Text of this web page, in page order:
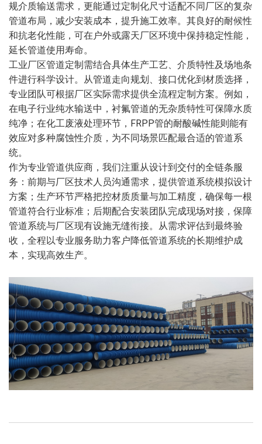
规介质输送需求，更能通过定制化尺寸适配不同厂区的复杂
管道布局，减少安装成本，提升施工效率。其良好的耐候性
和抗老化性能，可在户外或露天厂区环境中保持稳定性能，
延长管道使用寿命。
工业厂区管道定制需结合具体生产工艺、介质特性及场地条
件进行科学设计。从管道走向规划、接口优化到材质选择，
专业团队可根据厂区实际需求提供全流程定制方案。例如，
在电子行业纯水输送中，衬氟管道的无杂质特性可保障水质
纯净；在化工废液处理环节，FRPP管的耐酸碱性能则能有
效应对多种腐蚀性介质，为不同场景匹配最合适的管道系
统。
作为专业管道供应商，我们注重从设计到交付的全链条服
务：前期与厂区技术人员沟通需求，提供管道系统模拟设计
方案；生产环节严格把控材质质量与加工精度，确保每一根
管道符合行业标准；后期配合安装团队完成现场对接，保障
管道系统与厂区现有设施无缝衔接。从需求评估到最终验
收，全程以专业服务助力客户降低管道系统的长期维护成
本，实现高效生产。